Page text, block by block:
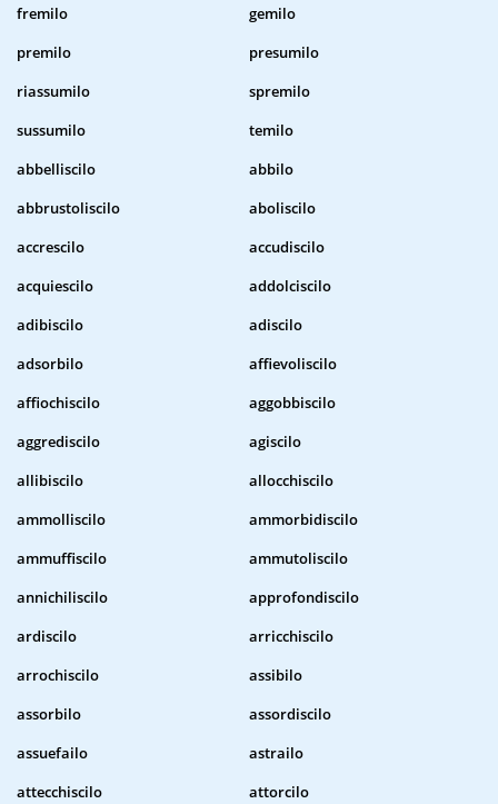
fremilo
gemilo
premilo
presumilo
riassumilo
spremilo
sussumilo
temilo
abbelliscilo
abbilo
abbrustoliscilo
aboliscilo
accrescilo
accudiscilo
acquiescilo
addolciscilo
adibiscilo
adiscilo
adsorbilo
affievoliscilo
affiochiscilo
aggobbiscilo
aggrediscilo
agiscilo
allibiscilo
allocchiscilo
ammolliscilo
ammorbidiscilo
ammuffiscilo
ammutoliscilo
annichiliscilo
approfondiscilo
ardiscilo
arricchiscilo
arrochiscilo
assibilo
assorbilo
assordiscilo
assuefailo
astrailo
attecchiscilo
attorcilo